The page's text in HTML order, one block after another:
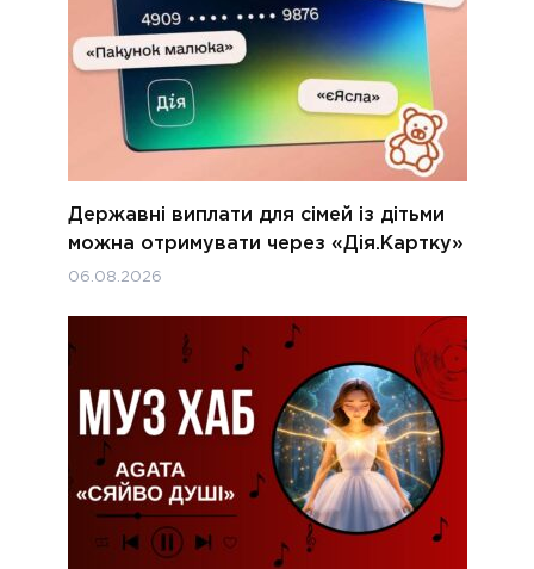
Державні виплати для сімей із дітьми
можна отримувати через «Дія.Картку»
06.08.2026